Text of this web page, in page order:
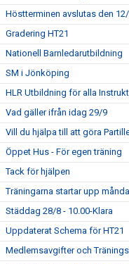
Höstterminen avslutas den
Gradering HT21
Nationell Barnledarutbildning
SM i Jönköping
HLR Utbildning för alla
Vad gäller ifrån idag 29/9
Vill du hjälpa till att göra
Öppet Hus - För egen träning
Tack för hjälpen
Träningarna startar upp
Städdag 28/8 - 10.00-Klara
Uppdaterat Schema för HT21
Medlemsavgifter och